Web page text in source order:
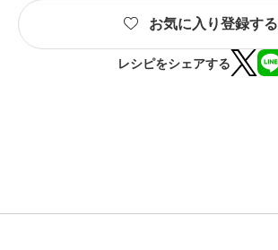
お気に入り登録する
レシピをシェアする